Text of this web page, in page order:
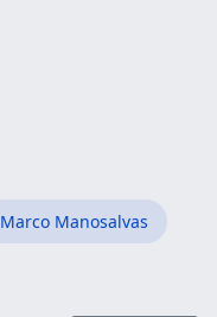
Marco Manosalvas